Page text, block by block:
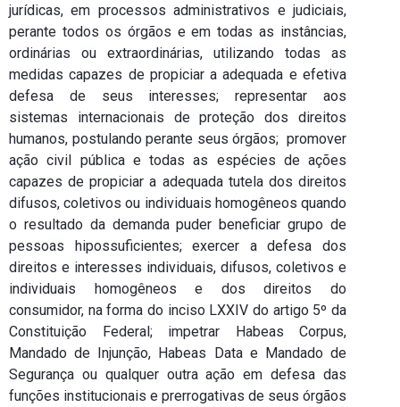
jurídicas, em processos administrativos e judiciais,
perante todos os órgãos e em todas as instâncias,
ordinárias ou extraordinárias, utilizando todas as
medidas capazes de propiciar a adequada e efetiva
defesa de seus interesses; representar aos
sistemas internacionais de proteção dos direitos
humanos, postulando perante seus órgãos; promover
ação civil pública e todas as espécies de ações
capazes de propiciar a adequada tutela dos direitos
difusos, coletivos ou individuais homogêneos quando
o resultado da demanda puder beneficiar grupo de
pessoas hipossuficientes; exercer a defesa dos
direitos e interesses individuais, difusos, coletivos e
individuais homogêneos e dos direitos do
consumidor, na forma do inciso LXXIV do artigo 5º da
Constituição Federal; impetrar Habeas Corpus,
Mandado de Injunção, Habeas Data e Mandado de
Segurança ou qualquer outra ação em defesa das
funções institucionais e prerrogativas de seus órgãos